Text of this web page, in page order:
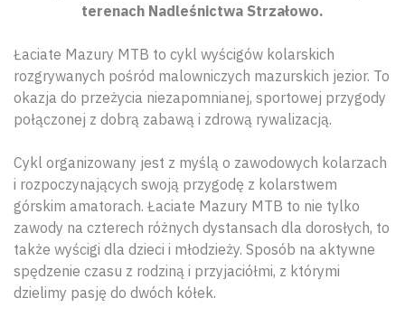
terenach Nadleśnictwa Strzałowo.
Łaciate Mazury MTB to cykl wyścigów kolarskich
rozgrywanych pośród malowniczych mazurskich jezior. To
okazja do przeżycia niezapomnianej, sportowej przygody
połączonej z dobrą zabawą i zdrową rywalizacją.
Cykl organizowany jest z myślą o zawodowych kolarzach
i rozpoczynających swoją przygodę z kolarstwem
górskim amatorach. Łaciate Mazury MTB to nie tylko
zawody na czterech różnych dystansach dla dorosłych, to
także wyścigi dla dzieci i młodzieży. Sposób na aktywne
spędzenie czasu z rodziną i przyjaciółmi, z którymi
dzielimy pasję do dwóch kółek.